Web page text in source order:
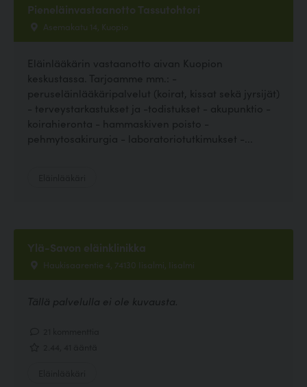
Pieneläinvastaanotto Tassutohtori
Asemakatu 14, Kuopio
Eläinlääkärin vastaanotto aivan Kuopion
keskustassa. Tarjoamme mm.: -
peruseläinlääkäripalvelut (koirat, kissat sekä jyrsijät)
- terveystarkastukset ja -todistukset - akupunktio -
koirahieronta - hammaskiven poisto -
pehmytosakirurgia - laboratoriotutkimukset -...
Ylä-Savon eläinklinikka
Haukisaarentie 4, 74130 Iisalmi, Iisalmi
Tällä palvelulla ei ole kuvausta.